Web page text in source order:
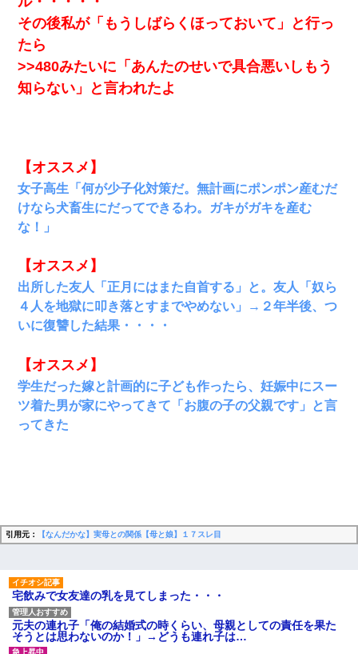
その後私が「もうしばらくほっておいて」と行っ
たら
>>480みたいに「あんたのせいで具合悪いしもう
知らない」と言われたよ
【オススメ】
女子高生「何が少子化対策だ。無計画にポンポン産むだ
けなら犬畜生にだってできるわ。ガキがガキを産む
な！」
【オススメ】
出所した友人「正月にはまた自首する」と。友人「奴ら
４人を地獄に叩き落とすまでやめない」→２年半後、つ
いに復讐した結果・・・・
【オススメ】
学生だった嫁と計画的に子ども作ったら、妊娠中にスー
ツ着た男が家にやってきて「お腹の子の父親です」と言
ってきた
引用元： 【なんだかな】実母との関係【母と娘】１７スレ目
宅飲みで女友達の乳を見てしまった・・・
元夫の連れ子「俺の結婚式の時くらい、母親としての責任を果た
そうとは思わないのか！」→どうも連れ子は…